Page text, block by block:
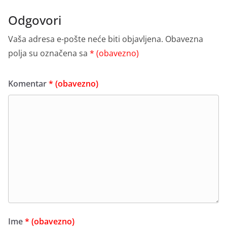
Odgovori
Vaša adresa e-pošte neće biti objavljena. Obavezna
polja su označena sa * (obavezno)
Komentar* (obavezno)
Ime* (obavezno)